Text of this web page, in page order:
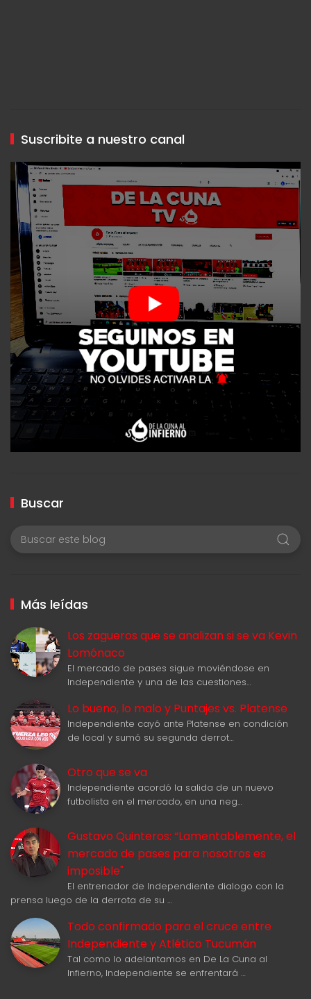
Suscribite a nuestro canal
Buscar
Más leídas
Los zagueros que se analizan si se va Kevin
Lomónaco
El mercado de pases sigue moviéndose en
Independiente y una de las cuestiones…
Lo bueno, lo malo y Puntajes vs. Platense
Independiente cayó ante Platense en condición
de local y sumó su segunda derrot…
Otro que se va
Independiente acordó la salida de un nuevo
futbolista en el mercado, en una neg…
Gustavo Quinteros: “Lamentablemente, el
mercado de pases para nosotros es
imposible"
El entrenador de Independiente dialogo con la
prensa luego de la derrota de su …
Todo confirmado para el cruce entre
Independiente y Atlético Tucumán
Tal como lo adelantamos en De La Cuna al
Infierno, Independiente se enfrentará …